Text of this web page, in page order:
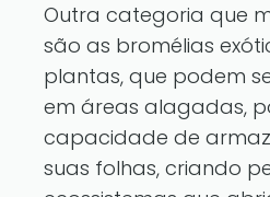
Outra categoria que
são as bromélias
plantas, que podem
em áreas alagadas,
capacidade de
suas folhas, criando